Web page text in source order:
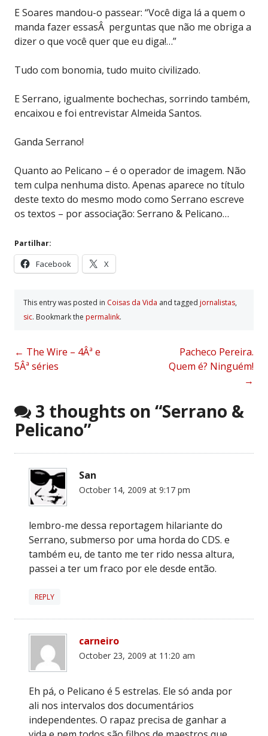
E Soares mandou-o passear: “Você diga lá a quem o
manda fazer essasÂ perguntas que não me obriga a
dizer o que você quer que eu diga!…”
Tudo com bonomia, tudo muito civilizado.
E Serrano, igualmente bochechas, sorrindo também,
encaixou e foi entrevistar Almeida Santos.
Ganda Serrano!
Quanto ao Pelicano – é o operador de imagem. Não
tem culpa nenhuma disto. Apenas aparece no título
deste texto do mesmo modo como Serrano escreve
os textos – por associação: Serrano & Pelicano…
Partilhar:
Facebook X
This entry was posted in Coisas da Vida and tagged jornalistas,
sic. Bookmark the permalink.
Post
navigation
← The Wire – 4Âª e
5Âª séries
Pacheco Pereira.
Quem é? Ninguém!
→
3 thoughts on “Serrano &
Pelicano”
San
October 14, 2009 at 9:17 pm
lembro-me dessa reportagem hilariante do
Serrano, submerso por uma horda do CDS. e
também eu, de tanto me ter rido nessa altura,
passei a ter um fraco por ele desde então.
REPLY
carneiro
October 23, 2009 at 11:20 am
Eh pá, o Pelicano é 5 estrelas. Ele só anda por
ali nos intervalos dos documentários
independentes. O rapaz precisa de ganhar a